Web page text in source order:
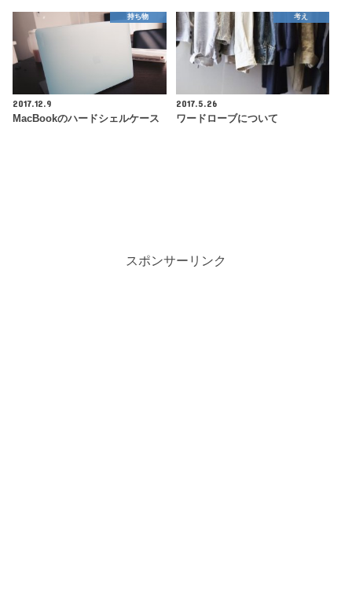
持ち物
2017.12.9
MacBookのハードシェルケース
考え
2017.5.26
ワードローブについて
スポンサーリンク